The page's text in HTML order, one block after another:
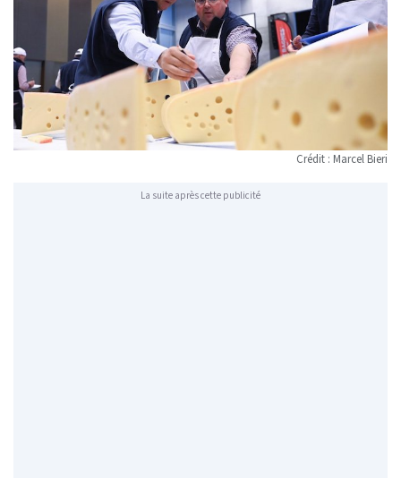
Crédit : Marcel Bieri
La suite après cette publicité